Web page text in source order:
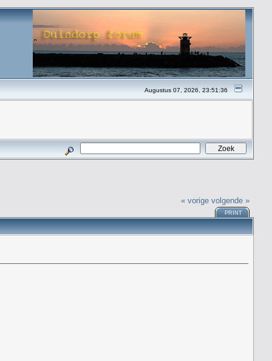
Augustus 07, 2026, 23:51:36
« vorige volgende »
PRINT